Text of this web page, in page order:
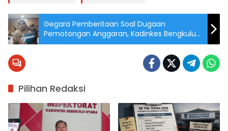
Gegara Pemberitaan Soal Dugaan
Pemotongan Anggaran, Kadinkes Bengkulu
Utara Tuding Sejumlah Media Tidak Kredibel
Pilihan Redaksi